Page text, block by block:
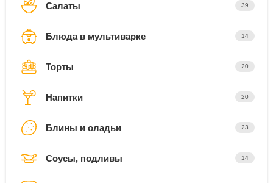
Салаты 39
Блюда в мультиварке 14
Торты 20
Напитки 20
Блины и оладьи 23
Соусы, подливы 14